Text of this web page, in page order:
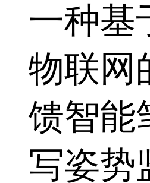
一种基
物联网
馈智能
写姿势